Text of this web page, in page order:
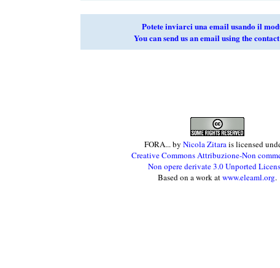
Potete inviarci una email usando il
You can send us an email using the
FORA... byNicola Zitara is licensed
Creative Commons Attribuzione-Non
Non opere derivate 3.0 Unported
Based on a work atwww.eleaml.org.